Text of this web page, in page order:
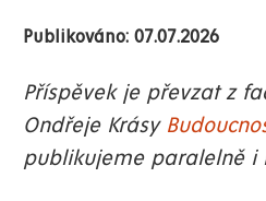
Publikováno: 07.07.2026
Příspěvek je převzat z
Ondřeje Krásy
publikujeme paralelně i